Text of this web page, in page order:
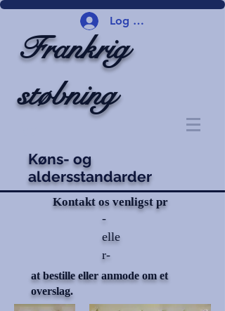
Log ind
Frankrig
støbning
Køns- og
aldersstandarder
Kontakt os venligst pr
-
elle
r-
at bestille eller anmode om et
overslag.